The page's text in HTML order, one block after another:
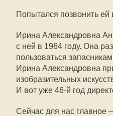
Попытался позвонить
Ирина Александровна
с ней в 1964 году. Она
пользоваться
Ирина Александровна
изобразительных
И вот уже 46-й год
Сейчас для нас главное